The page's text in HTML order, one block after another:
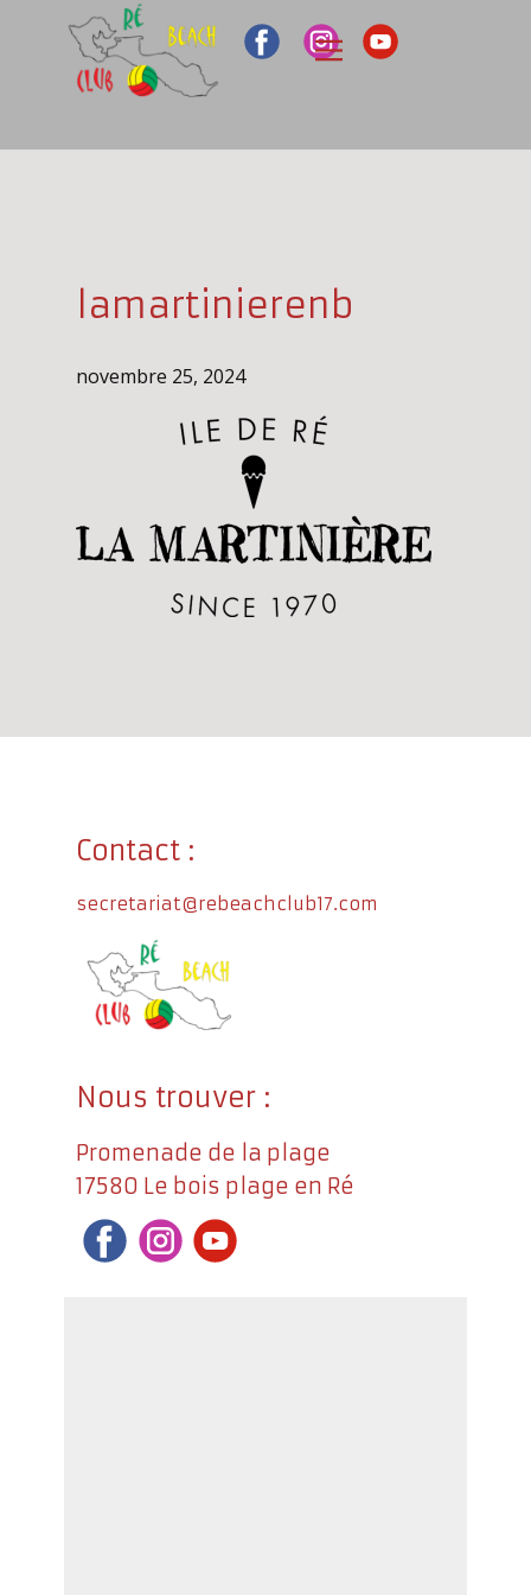
lamartinierenb
novembre 25, 2024
Contact :
secretariat@rebeachclub17.com
Nous trouver :
Promenade de la plage
17580 Le bois plage en Ré